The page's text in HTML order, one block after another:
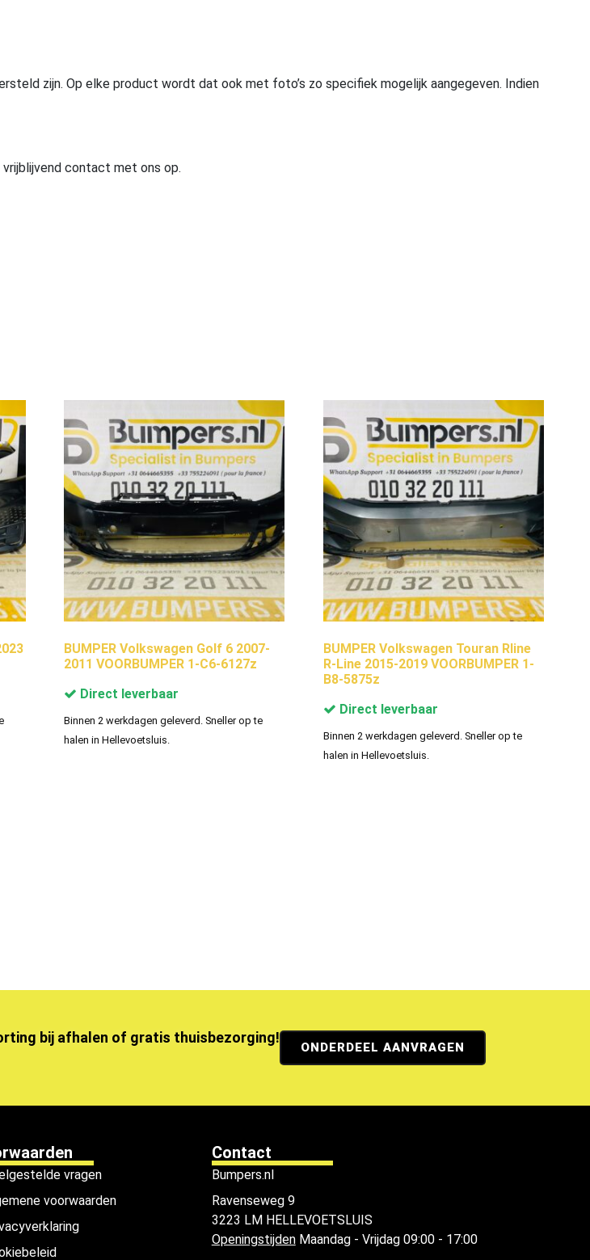
zijn. Op elke product wordt dat ook met foto’s zo specifiek mogelijk aangegeven. Indien
contact met ons op.
BUMPER Volkswagen Golf 6 2007-
2011 VOORBUMPER 1-C6-6127z
Direct leverbaar
Binnen 2 werkdagen geleverd. Sneller op te
halen in Hellevoetsluis.
BUMPER Volkswagen Touran Rline
R-Line 2015-2019 VOORBUMPER 1-
B8-5875z
Direct leverbaar
Binnen 2 werkdagen geleverd. Sneller op te
halen in Hellevoetsluis.
bij afhalen of gratis thuisbezorging!
ONDERDEEL AANVRAGEN
vragen
voorwaarden
Contact
Bumpers.nl
Ravenseweg 9
3223 LM HELLEVOETSLUIS
OpeningstijdenMaandag - Vrijdag 09:00 - 17:00